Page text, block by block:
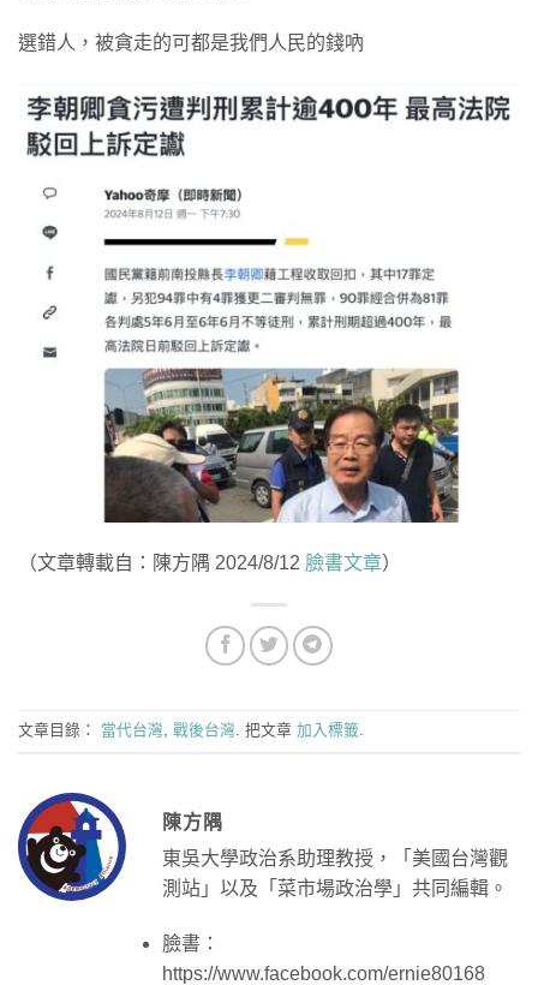
選錯人，被貪走的可都是我們人民的錢吶
（文章轉載自：陳方隅 2024/8/12 臉書文章）
文章目錄： 當代台灣, 戰後台灣. 把文章 加入標籤.
陳方隅
東吳大學政治系助理教授，「美國台灣觀
測站」以及「菜市場政治學」共同編輯。
臉書：
https://www.facebook.com/ernie80168